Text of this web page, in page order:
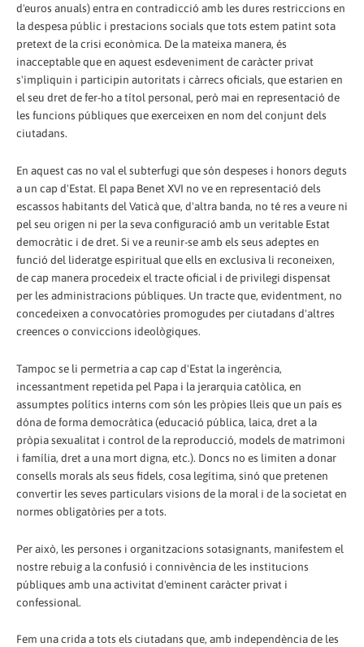
d'euros anuals) entra en contradicció amb les dures restriccions en
la despesa públic i prestacions socials que tots estem patint sota
pretext de la crisi econòmica. De la mateixa manera, és
inacceptable que en aquest esdeveniment de caràcter privat
s'impliquin i participin autoritats i càrrecs oficials, que estarien en
el seu dret de fer-ho a títol personal, però mai en representació de
les funcions públiques que exerceixen en nom del conjunt dels
ciutadans.
En aquest cas no val el subterfugi que són despeses i honors deguts
a un cap d'Estat. El papa Benet XVI no ve en representació dels
escassos habitants del Vaticà que, d'altra banda, no té res a veure ni
pel seu origen ni per la seva configuració amb un veritable Estat
democràtic i de dret. Si ve a reunir-se amb els seus adeptes en
funció del lideratge espiritual que ells en exclusiva li reconeixen,
de cap manera procedeix el tracte oficial i de privilegi dispensat
per les administracions públiques. Un tracte que, evidentment, no
concedeixen a convocatòries promogudes per ciutadans d'altres
creences o conviccions ideològiques.
Tampoc se li permetria a cap cap d'Estat la ingerència,
incessantment repetida pel Papa i la jerarquia catòlica, en
assumptes polítics interns com són les pròpies lleis que un país es
dóna de forma democràtica (educació pública, laica, dret a la
pròpia sexualitat i control de la reproducció, models de matrimoni
i família, dret a una mort digna, etc.). Doncs no es limiten a donar
consells morals als seus fidels, cosa legítima, sinó que pretenen
convertir les seves particulars visions de la moral i de la societat en
normes obligatòries per a tots.
Per això, les persones i organitzacions sotasignants, manifestem el
nostre rebuig a la confusió i connivència de les institucions
públiques amb una activitat d'eminent caràcter privat i
confessional.
Fem una crida a tots els ciutadans que, amb independència de les